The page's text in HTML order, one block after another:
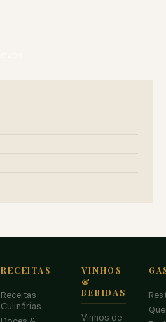
RECEITAS
Receitas
Culinárias
VINHOS
&
BEBIDAS
Vinhos de